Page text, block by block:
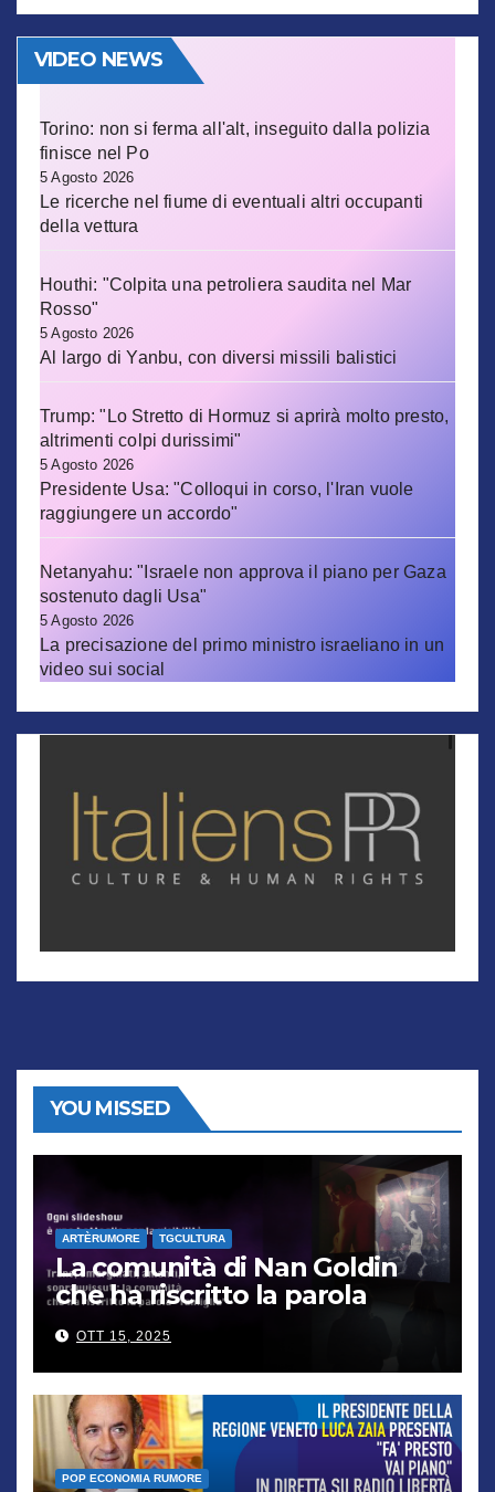
VIDEO NEWS
Torino: non si ferma all'alt, inseguito dalla polizia
finisce nel Po
5 Agosto 2026
Le ricerche nel fiume di eventuali altri occupanti
della vettura
Houthi: "Colpita una petroliera saudita nel Mar
Rosso"
5 Agosto 2026
Al largo di Yanbu, con diversi missili balistici
Trump: "Lo Stretto di Hormuz si aprirà molto presto,
altrimenti colpi durissimi"
5 Agosto 2026
Presidente Usa: "Colloqui in corso, l'Iran vuole
raggiungere un accordo"
Netanyahu: "Israele non approva il piano per Gaza
sostenuto dagli Usa"
5 Agosto 2026
La precisazione del primo ministro israeliano in un
video sui social
YOU MISSED
ARTÈRUMORE TGCULTURA
La comunità di Nan Goldin
che ha riscritto la parola
“famiglia”
OTT 15, 2025
POP ECONOMIA RUMORE